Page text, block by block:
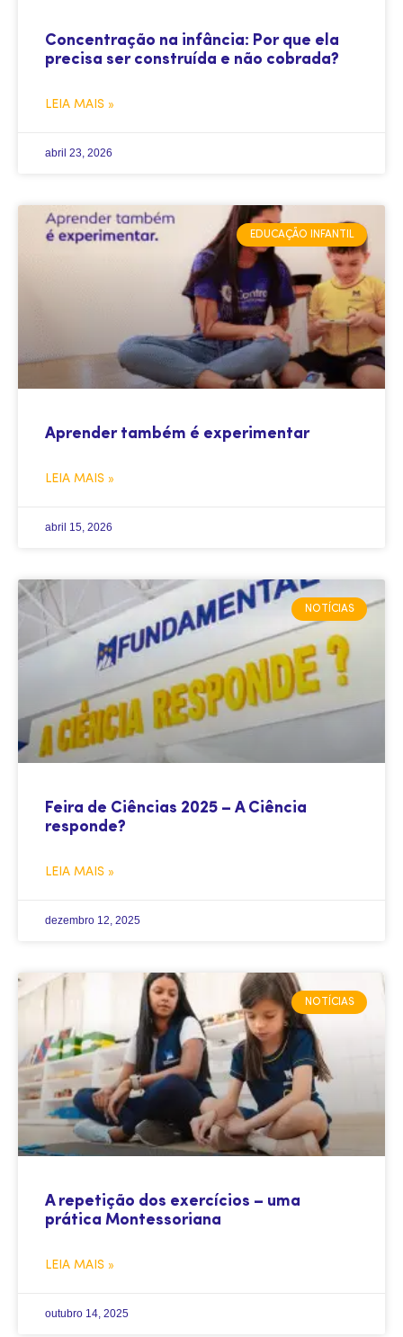
Concentração na infância: Por que ela
precisa ser construída e não cobrada?
LEIA MAIS »
abril 23, 2026
EDUCAÇÃO INFANTIL
Aprender também é experimentar
LEIA MAIS »
abril 15, 2026
NOTÍCIAS
Feira de Ciências 2025 – A Ciência
responde?
LEIA MAIS »
dezembro 12, 2025
NOTÍCIAS
A repetição dos exercícios – uma
prática Montessoriana
LEIA MAIS »
outubro 14, 2025